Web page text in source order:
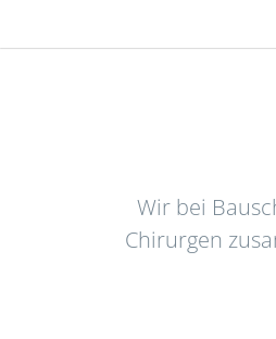
Wir bei
Chirurgen